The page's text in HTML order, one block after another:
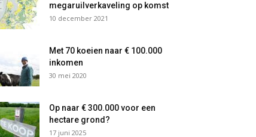
megaruilverkaveling op komst
10 december 2021
Met 70 koeien naar € 100.000
inkomen
30 mei 2020
Op naar € 300.000 voor een
hectare grond?
17 juni 2025